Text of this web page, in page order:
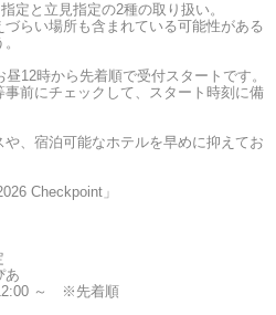
定と立見指定の2種の取り扱い。
らい場所も含まれている可能性がある
12時から先着順で受付スタートです。
前にチェックして、スタート時刻に備
、宿泊可能なホテルを早めに抑えてお
Checkpoint」
あ
12:00 ～ ※先着順